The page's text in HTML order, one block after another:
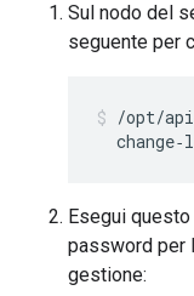
Sul nodo del
seguente per
/opt/
Esegui
password per
gestione: